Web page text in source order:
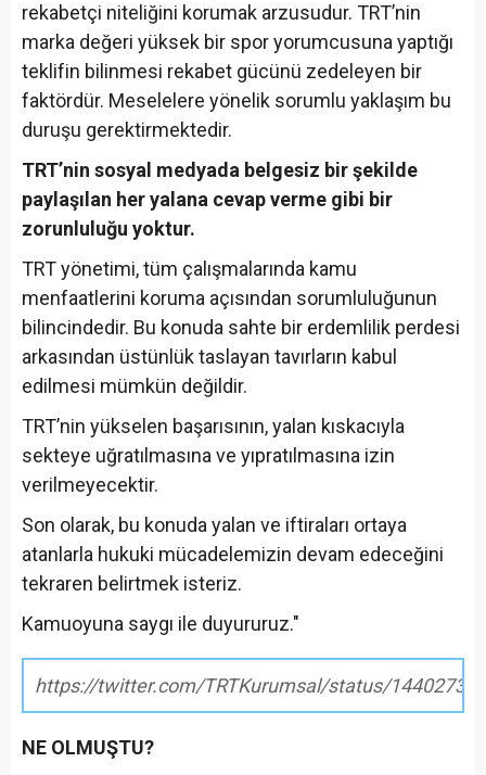
rekabetçi niteliğini korumak arzusudur. TRT’nin
marka değeri yüksek bir spor yorumcusuna yaptığı
teklifin bilinmesi rekabet gücünü zedeleyen bir
faktördür. Meselelere yönelik sorumlu yaklaşım bu
duruşu gerektirmektedir.
TRT’nin sosyal medyada belgesiz bir şekilde
paylaşılan her yalana cevap verme gibi bir
zorunluluğu yoktur.
TRT yönetimi, tüm çalışmalarında kamu
menfaatlerini koruma açısından sorumluluğunun
bilincindedir. Bu konuda sahte bir erdemlilik perdesi
arkasından üstünlük taslayan tavırların kabul
edilmesi mümkün değildir.
TRT’nin yükselen başarısının, yalan kıskacıyla
sekteye uğratılmasına ve yıpratılmasına izin
verilmeyecektir.
Son olarak, bu konuda yalan ve iftiraları ortaya
atanlarla hukuki mücadelemizin devam edeceğini
tekraren belirtmek isteriz.
Kamuoyuna saygı ile duyururuz."
https://twitter.com/TRTKurumsal/status/
NE OLMUŞTU?